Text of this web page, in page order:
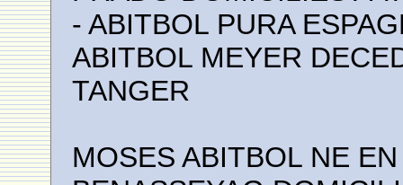
- ABITBOL PURA
ABITBOL MEYER
TANGER
MOSES ABITBOL NE